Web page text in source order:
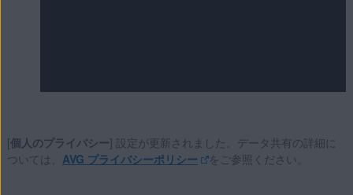
[個人のプライバシー] 設定が更新されました。データ共有の詳細に
ついては、 AVG プライバシーポリシー をご参照ください。